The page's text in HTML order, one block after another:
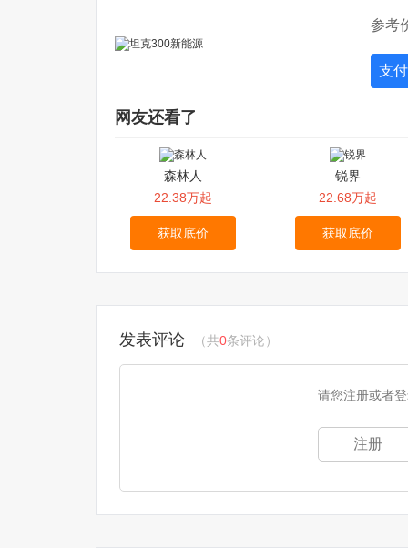
参考
支
网友还看了
森林人
22.38万起
获取底价
锐界
22.68万起
获取底价
发表评论 （共0条评论）
请您注册或者
注册